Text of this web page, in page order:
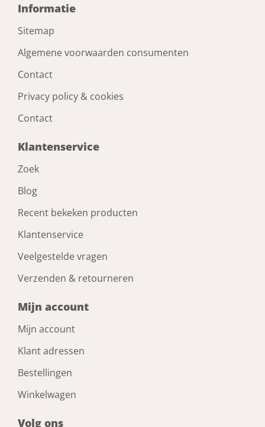
Informatie
Sitemap
Algemene voorwaarden consumenten
Contact
Privacy policy & cookies
Contact
Klantenservice
Zoek
Blog
Recent bekeken producten
Klantenservice
Veelgestelde vragen
Verzenden & retourneren
Mijn account
Mijn account
Klant adressen
Bestellingen
Winkelwagen
Volg ons